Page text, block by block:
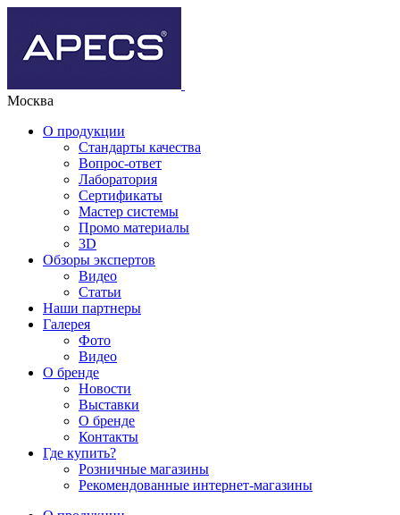
Москва
О продукции
Стандарты качества
Вопрос-ответ
Лаборатория
Сертификаты
Мастер системы
Промо материалы
3D
Обзоры экспертов
Видео
Статьи
Наши партнеры
Галерея
Фото
Видео
О бренде
Новости
Выставки
О бренде
Контакты
Где купить?
Розничные магазины
Рекомендованные интернет-магазины